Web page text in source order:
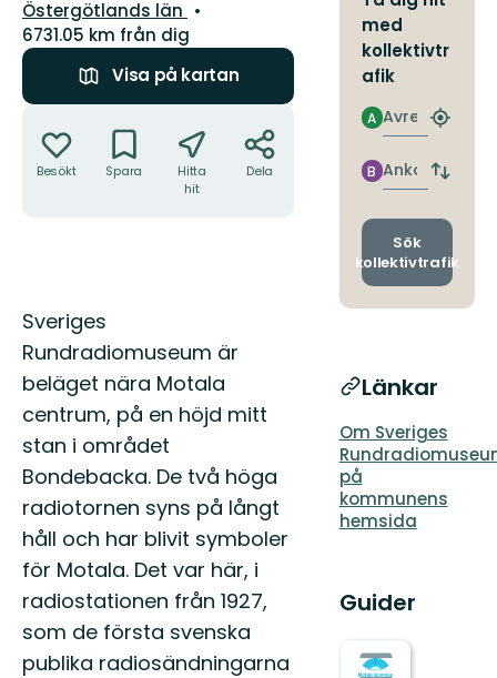
Län:
Östergötlands län
6731.05 km från dig
Visa på kartan
Besökt Spara
Hitta
hit
Dela
Beskrivning
Sveriges
Rundradiomuseum är
beläget nära Motala
centrum, på en höjd mitt
stan i området
Bondebacka. De två höga
radiotornen syns på långt
håll och har blivit symboler
för Motala. Det var här, i
radiostationen från 1927,
som de första svenska
publika radiosändningarna
med
kollektivtr
afik
Avresa
A
Hitta
Ankomst
B
Byt
och
Sök
kollektivtrafik
Länkar
Om Sveriges
på
kommunens
hemsida
Guider